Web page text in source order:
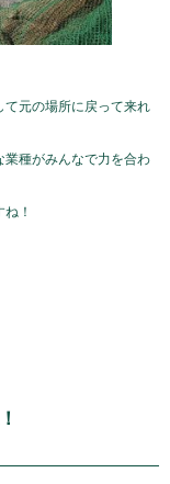
元の場所に戻って来れ
種がみんなで力を合わ
！